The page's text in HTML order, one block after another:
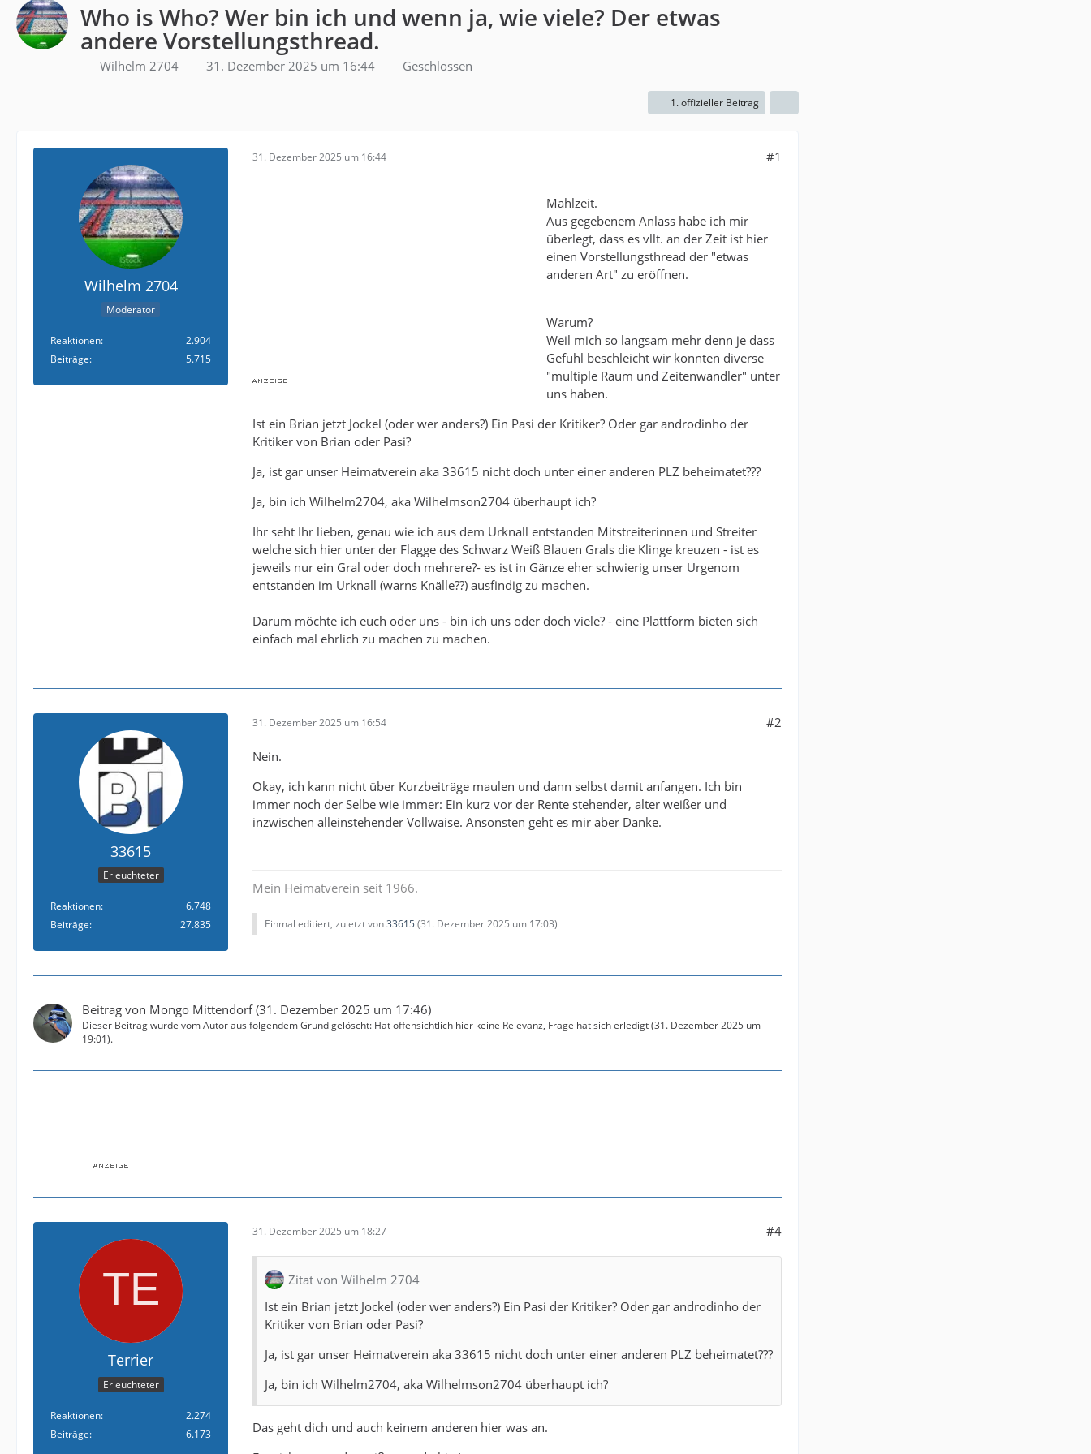
Who is Who? Wer bin ich und wenn ja, wie viele? Der etwas
andere Vorstellungsthread.
Wilhelm 2704 31. Dezember 2025 um 16:44 Geschlossen
1. offizieller Beitrag
Wilhelm 2704
Moderator
Reaktionen
2.904
Beiträge
5.715
31. Dezember 2025 um 16:44 #1
Mahlzeit.
Aus gegebenem Anlass habe ich mir
überlegt, dass es vllt. an der Zeit ist hier
einen Vorstellungsthread der "etwas
anderen Art" zu eröffnen.
Warum?
Weil mich so langsam mehr denn je dass
Gefühl beschleicht wir könnten diverse
"multiple Raum und Zeitenwandler" unter
uns haben.
Ist ein Brian jetzt Jockel (oder wer anders?) Ein Pasi der Kritiker? Oder gar androdinho der
Kritiker von Brian oder Pasi?
Ja, ist gar unser Heimatverein aka 33615 nicht doch unter einer anderen PLZ beheimatet???
Ja, bin ich Wilhelm2704, aka Wilhelmson2704 überhaupt ich?
Ihr seht Ihr lieben, genau wie ich aus dem Urknall entstanden Mitstreiterinnen und Streiter
welche sich hier unter der Flagge des Schwarz Weiß Blauen Grals die Klinge kreuzen - ist es
jeweils nur ein Gral oder doch mehrere?- es ist in Gänze eher schwierig unser Urgenom
entstanden im Urknall (warns Knälle??) ausfindig zu machen.
Darum möchte ich euch oder uns - bin ich uns oder doch viele? - eine Plattform bieten sich
einfach mal ehrlich zu machen zu machen.
33615
Erleuchteter
Reaktionen
6.748
Beiträge
27.835
31. Dezember 2025 um 16:54 #2
Nein.
Okay, ich kann nicht über Kurzbeiträge maulen und dann selbst damit anfangen. Ich bin
immer noch der Selbe wie immer: Ein kurz vor der Rente stehender, alter weißer und
inzwischen alleinstehender Vollwaise. Ansonsten geht es mir aber Danke.
Mein Heimatverein seit 1966.
Einmal editiert, zuletzt von33615 (31. Dezember 2025 um 17:03)
Beitrag von Mongo Mittendorf(31. Dezember 2025 um 17:46)
Dieser Beitrag wurde vom Autor aus folgendem Grund gelöscht: Hat offensichtlich hier keine Relevanz, Frage hat sich erledigt (31. Dezember 2025 um
19:01).
Terrier
Erleuchteter
Reaktionen
2.274
Beiträge
6.173
31. Dezember 2025 um 18:27 #4
Zitat von Wilhelm 2704
Ist ein Brian jetzt Jockel (oder wer anders?) Ein Pasi der Kritiker? Oder gar androdinho der
Kritiker von Brian oder Pasi?
Ja, ist gar unser Heimatverein aka 33615 nicht doch unter einer anderen PLZ beheimatet???
Ja, bin ich Wilhelm2704, aka Wilhelmson2704 überhaupt ich?
Das geht dich und auch keinem anderen hier was an.